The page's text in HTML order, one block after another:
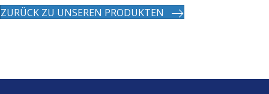
ZURÜCK ZU UNSEREN PRODUKTEN